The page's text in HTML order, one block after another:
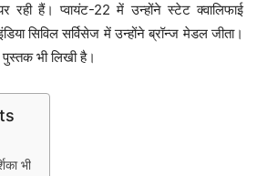
हैं। प्वायंट-22 में उन्होंने स्टेट क्वालिफाई
सिविल सर्विसेज में उन्होंने ब्रॉन्ज मेडल जीता।
पुस्तक भी लिखी है।
भी